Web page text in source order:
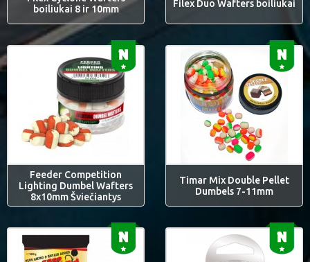
boiliukai 8 ir 10mm
Filex Duo Wafters boiliukai
Feeder Competition
Lighting Dumbel Wafters
8x10mm Šviečiantys
Timar Mix Double Pellet
Dumbels 7-11mm